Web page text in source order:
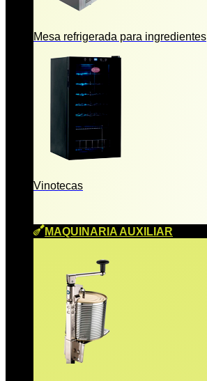
Mesa refrigerada para ingredientes
Vinotecas
MAQUINARIA AUXILIAR